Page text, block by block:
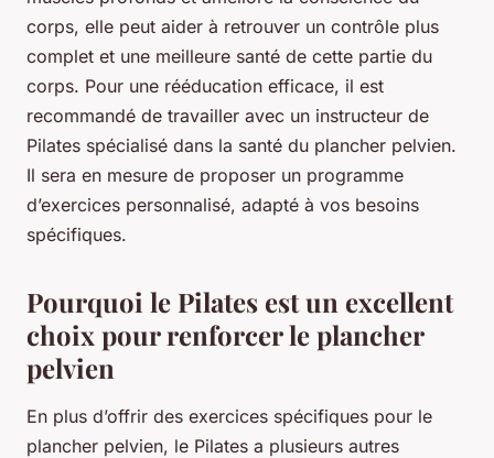
corps, elle peut aider à retrouver un contrôle plus
complet et une meilleure santé de cette partie du
corps. Pour une rééducation efficace, il est
recommandé de travailler avec un instructeur de
Pilates spécialisé dans la santé du plancher pelvien.
Il sera en mesure de proposer un programme
d’exercices personnalisé, adapté à vos besoins
spécifiques.
Pourquoi le Pilates est un excellent
choix pour renforcer le plancher
pelvien
En plus d’offrir des exercices spécifiques pour le
plancher pelvien, le Pilates a plusieurs autres